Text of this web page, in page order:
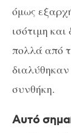
όμως
ισότιμη
πολλά από
συνθήκη.
Αυτό